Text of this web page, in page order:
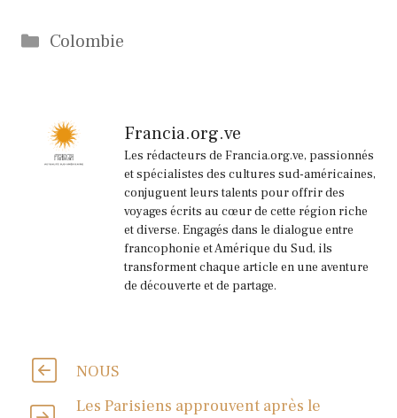
Catégories
Colombie
Francia.org.ve
Les rédacteurs de Francia.org.ve, passionnés
et spécialistes des cultures sud-américaines,
conjuguent leurs talents pour offrir des
voyages écrits au cœur de cette région riche
et diverse. Engagés dans le dialogue entre
francophonie et Amérique du Sud, ils
transforment chaque article en une aventure
de découverte et de partage.
NOUS
Les Parisiens approuvent après le